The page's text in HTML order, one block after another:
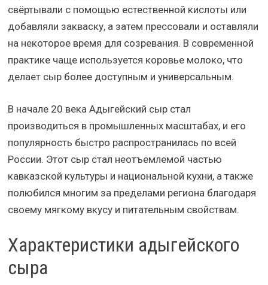
свёртывали с помощью естественной кислоты или
добавляли закваску, а затем прессовали и оставляли
на некоторое время для созревания. В современной
практике чаще используется коровье молоко, что
делает сыр более доступным и универсальным.
В начале 20 века Адыгейский сыр стал
производиться в промышленных масштабах, и его
популярность быстро распространилась по всей
России. Этот сыр стал неотъемлемой частью
кавказской культуры и национальной кухни, а также
полюбился многим за пределами региона благодаря
своему мягкому вкусу и питательным свойствам.
Характеристики адыгейского
сыра